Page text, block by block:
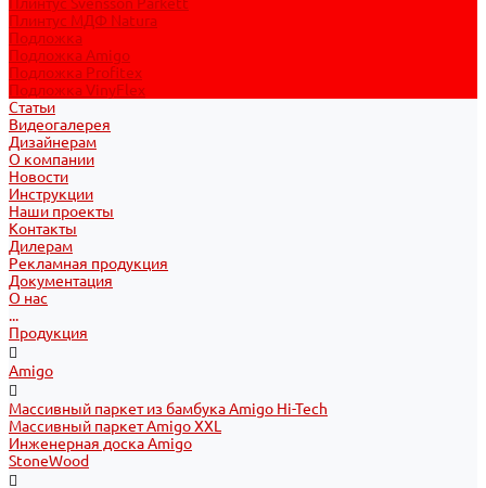
Плинтус МДФ Natura
Подложка
Подложка Amigo
Подложка Profitex
Подложка VinyFlex
Статьи
Видеогалерея
Дизайнерам
О компании
Новости
Инструкции
Наши проекты
Контакты
Дилерам
Рекламная продукция
Документация
О нас
...
Продукция
Amigo
Массивный паркет из бамбука Amigo Hi-Tech
Массивный паркет Amigo XXL
Инженерная доска Amigo
StoneWood